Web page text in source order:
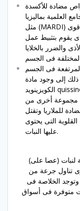
العلمية بماليزيا
مثل (MARDI) أن خلاصة نبات عصا على تحتوى على أنزيم قوى
يقوم بتثبيط عمل
والضرر بالخلايا
1995م. ويعزى ذلك إلى وجود مادة
الكويزينويد quissinoid والتى تعتبر أقوى مرتين من مركب
مجموعة أخرى من
للملاريا وتقتل
التى يحتوى
عليها النبات.
لنبات (عصا على)
تناول جرعة من
للاستهلاك قدرها 50 جرام، وتوجد الخلاصة فى
متوفرة فى أسواق